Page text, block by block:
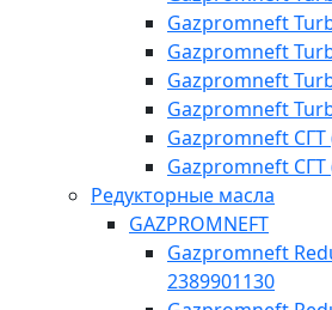
Gazpromneft
Gazpromneft
Gazpromneft
Gazpromneft
Gazpromneft СГТ
Gazpromneft СГТ
Редукторные масла
GAZPROMNEFT
Gazpromneft
2389901130